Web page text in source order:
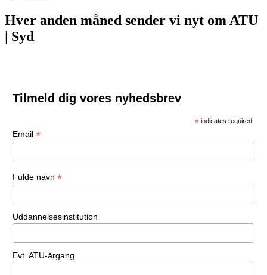
Hver anden måned sender vi nyt om ATU
| Syd
Tilmeld dig vores nyhedsbrev
* indicates required
Email *
Fulde navn *
Uddannelsesinstitution
Evt. ATU-årgang